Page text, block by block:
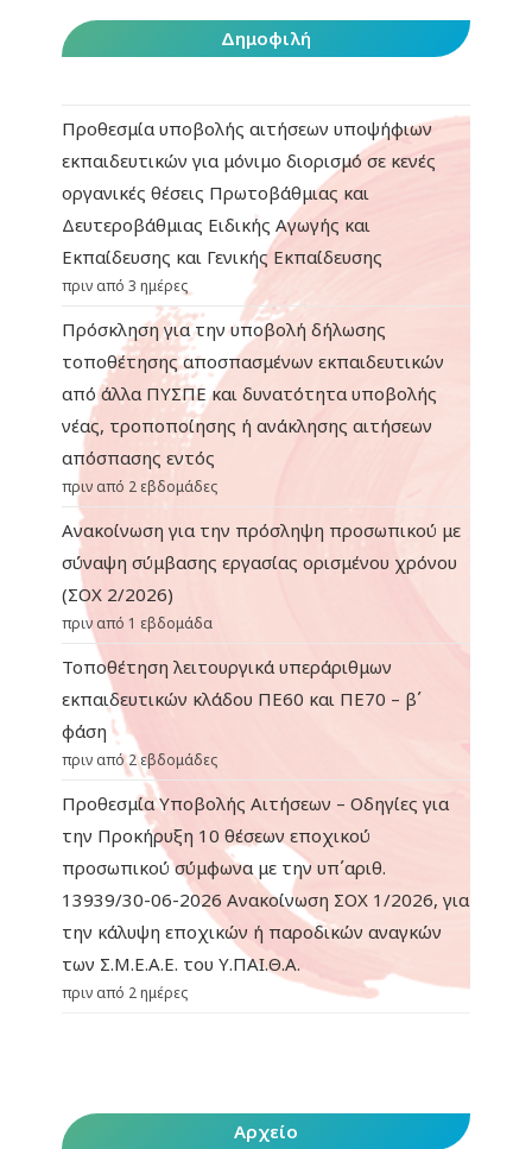
Δημοφιλή
Προθεσμία υποβολής αιτήσεων υποψήφιων
εκπαιδευτικών για μόνιμο διορισμό σε κενές
οργανικές θέσεις Πρωτοβάθμιας και
Δευτεροβάθμιας Ειδικής Αγωγής και
Εκπαίδευσης και Γενικής Εκπαίδευσης
πριν από 3 ημέρες
Πρόσκληση για την υποβολή δήλωσης
τοποθέτησης αποσπασμένων εκπαιδευτικών
από άλλα ΠΥΣΠΕ και δυνατότητα υποβολής
νέας, τροποποίησης ή ανάκλησης αιτήσεων
απόσπασης εντός
πριν από 2 εβδομάδες
Ανακοίνωση για την πρόσληψη προσωπικού με
σύναψη σύμβασης εργασίας ορισμένου χρόνου
(ΣΟΧ 2/2026)
πριν από 1 εβδομάδα
Τοποθέτηση λειτουργικά υπεράριθμων
εκπαιδευτικών κλάδου ΠΕ60 και ΠΕ70 – β΄
φάση
πριν από 2 εβδομάδες
Προθεσμία Υποβολής Αιτήσεων – Οδηγίες για
την Προκήρυξη 10 θέσεων εποχικού
προσωπικού σύμφωνα με την υπ΄αριθ.
13939/30-06-2026 Ανακοίνωση ΣΟΧ 1/2026, για
την κάλυψη εποχικών ή παροδικών αναγκών
των Σ.Μ.Ε.Α.Ε. του Υ.ΠΑΙ.Θ.Α.
πριν από 2 ημέρες
Αρχείο